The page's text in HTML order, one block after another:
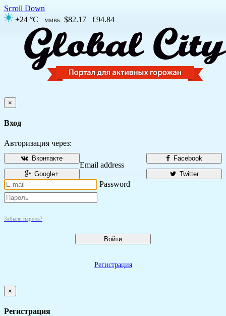
Scroll Down
+24 °C
ММВБ $82.17 €94.84
×
Вход
Авторизация через:
Facebook
Вконтакте
Twitter
Google+
Email address
Password
Забыли пароль?
Войти
Регистрация
×
Регистрация